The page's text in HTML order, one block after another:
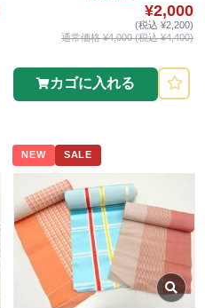
¥2,000
(税込 ¥2,200)
通常価格 ¥4,000 (税込 ¥4,400)
カゴに入れる
NEW SALE